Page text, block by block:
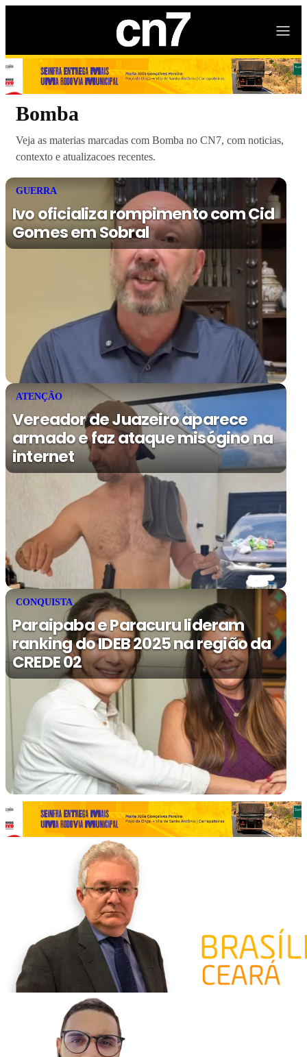
Bomba
Veja as materias marcadas com Bomba no CN7, com noticias,
contexto e atualizacoes recentes.
GUERRA
Ivo oficializa rompimento com Cid
Gomes em Sobral
ATENÇÃO
Vereador de Juazeiro aparece
armado e faz ataque misógino na
internet
CONQUISTA
Paraipaba e Paracuru lideram
ranking do IDEB 2025 na região da
CREDE 02